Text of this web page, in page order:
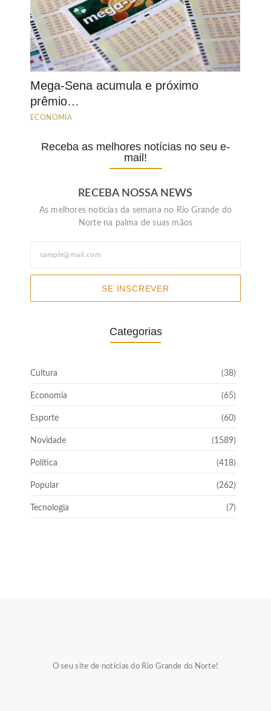
Mega-Sena acumula e próximo
prêmio…
ECONOMIA
Receba as melhores notícias no seu e-
mail!
RECEBA NOSSA NEWS
As melhores noticias da semana no Rio Grande do
Norte na palma de suas mãos
SE INSCREVER
Categorias
Cultura (38)
Economia (65)
Esporte (60)
Novidade (1589)
Política (418)
Popular (262)
Tecnologia (7)
O seu site de notícias do Rio Grande do Norte!